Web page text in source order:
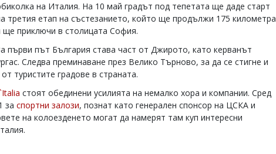
на Италия. На 10 май градът под тепетата ще даде старт
третия етап на състезанието, който ще продължи 175 километра
ще приключи в столицата София.
първи път България става част от Джирото, като керванът
Следва преминаване през Велико Търново, за да се стигне и
туристите градове в страната.
стоят обединени усилията на немалко хора и компании. Сред
за спортни залози, познат като генерален спонсор на ЦСКА и
на колоезденето могат да намерят там куп интересни